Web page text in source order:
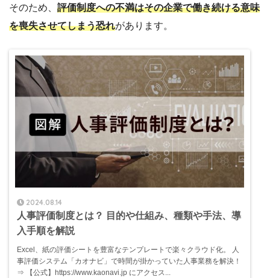
そのため、 評価制度への不満はその企業で働き続ける意味
を喪失させてしまう恐れがあります。
2024.08.14
人事評価制度とは？ 目的や仕組み、種類や手法、導
入手順を解説
Excel、紙の評価シートを豊富なテンプレートで楽々クラウド化。 人
事評価システム「カオナビ」で時間が掛かっていた人事業務を解決！
⇒ 【公式】https://www.kaonavi.jp にアクセス...